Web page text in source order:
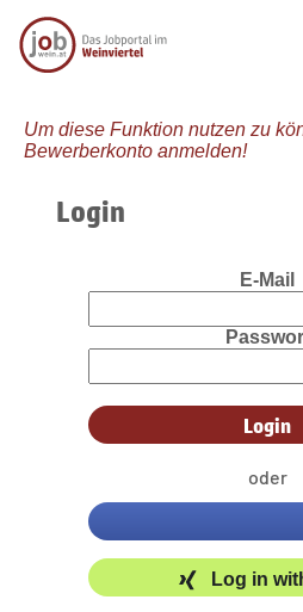
Um diese Funktion nutzen zu
Bewerberkonto anmelden!
Login
E-Mail
oder
Log in